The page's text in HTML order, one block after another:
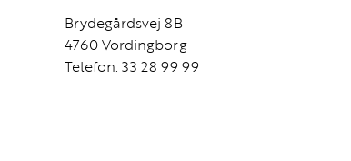
Brydegårdsvej 8B
4760 Vordingborg
Telefon: 33 28 99 99